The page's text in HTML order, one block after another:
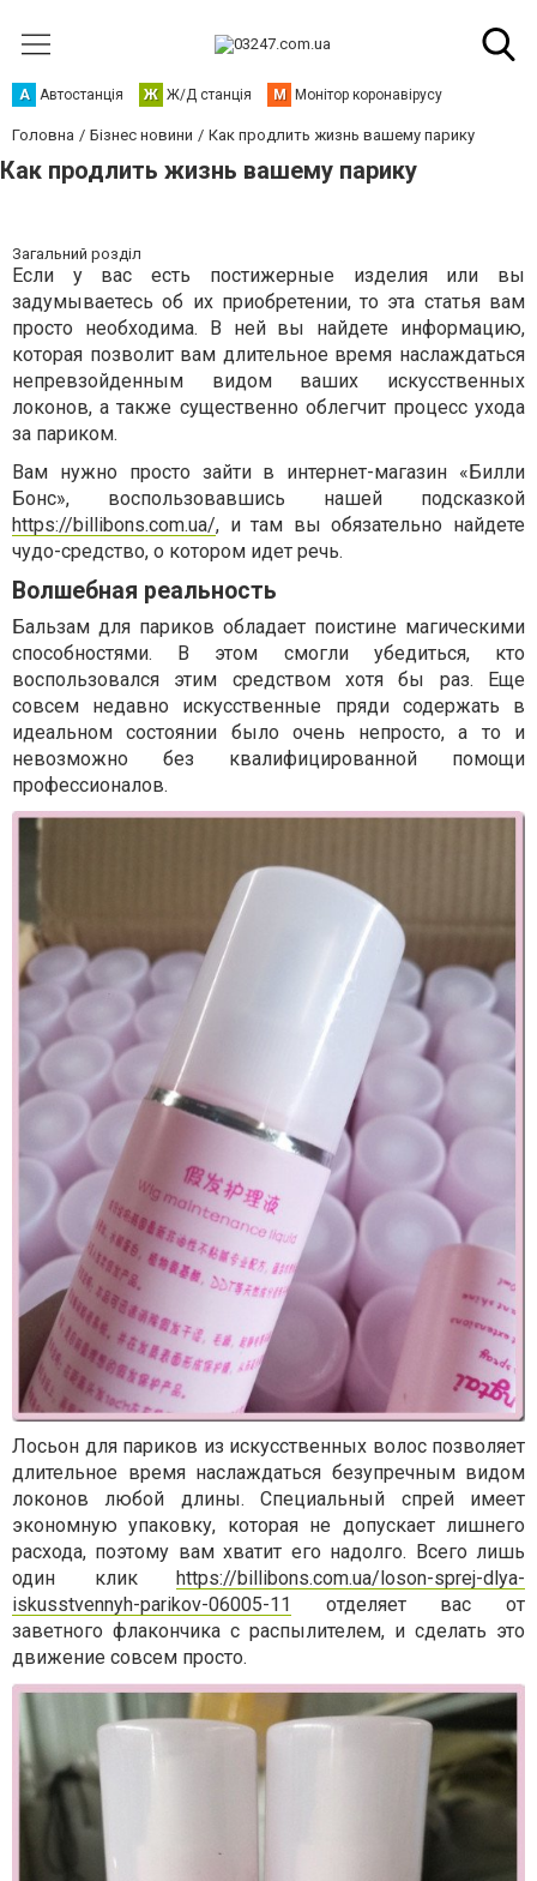
А Автостанція Ж Ж/Д станція М Монітор коронавірусу
Головна Бізнес новини Как продлить жизнь вашему парику
Как продлить жизнь вашему парику
Загальний розділ
Если у вас есть постижерные изделия или вы
задумываетесь об их приобретении, то эта статья вам
просто необходима. В ней вы найдете информацию,
которая позволит вам длительное время наслаждаться
непревзойденным видом ваших искусственных
локонов, а также существенно облегчит процесс ухода
за париком.
Вам нужно просто зайти в интернет-магазин «Билли
Бонс», воспользовавшись нашей подсказкой
https://billibons.com.ua/, и там вы обязательно найдете
чудо-средство, о котором идет речь.
Волшебная реальность
Бальзам для париков обладает поистине магическими
способностями. В этом смогли убедиться, кто
воспользовался этим средством хотя бы раз. Еще
совсем недавно искусственные пряди содержать в
идеальном состоянии было очень непросто, а то и
невозможно без квалифицированной помощи
профессионалов.
Лосьон для париков из искусственных волос позволяет
длительное время наслаждаться безупречным видом
локонов любой длины. Специальный спрей имеет
экономную упаковку, которая не допускает лишнего
расхода, поэтому вам хватит его надолго. Всего лишь
один клик
https://billibons.com.ua/loson-sprej-dlya-
iskusstvennyh-parikov-06005-11
отделяет вас от
заветного флакончика с распылителем, и сделать это
движение совсем просто.